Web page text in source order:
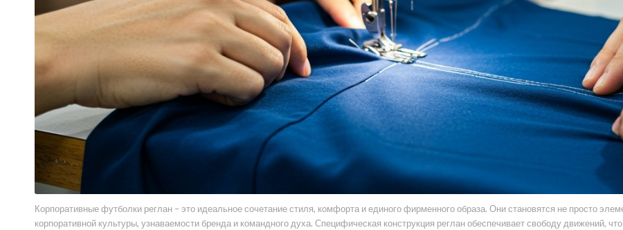
Корпоративные футболки реглан – это идеальное сочетание стиля, комфорта и единого фирменного образа. Они становятся не просто
корпоративной культуры, узнаваемости бренда и командного духа. Специфическая конструкция реглан обеспечивает свободу движений,